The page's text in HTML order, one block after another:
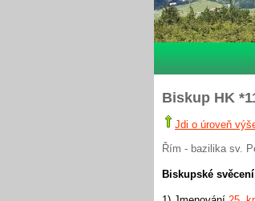
Biskup HK
Jdi o úroveň
Řím - bazilika sv.
Biskupské